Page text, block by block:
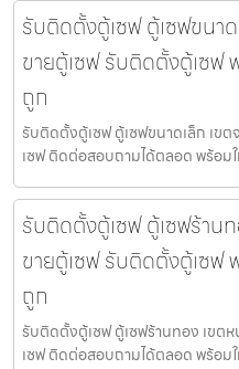
รับติดตั้งตู้เซฟ ตู้เซฟขนา
ขายตู้เซฟ รับติดตั้งตู้เซฟ
ถูก
รับติดตั้งตู้เซฟ ตู้เซฟขนาดเล็ก เข
เซฟ ติดต่อสอบถามได้ตลอด พร้อม
รับติดตั้งตู้เซฟ ตู้เซฟร้าน
ขายตู้เซฟ รับติดตั้งตู้เซฟ
ถูก
รับติดตั้งตู้เซฟ ตู้เซฟร้านทอง เขต
เซฟ ติดต่อสอบถามได้ตลอด พร้อม